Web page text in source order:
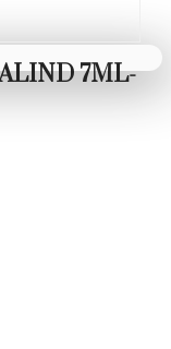
7ML-